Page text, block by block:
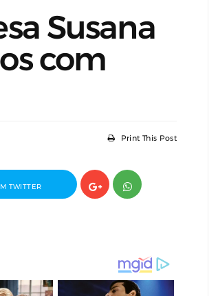
Susana
com
Print This Post
TWITTER